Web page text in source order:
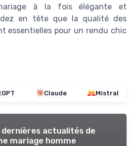
à la fois élégante et
en tête que la qualité des
essentielles pour un rendu chic
Claude Mistral
dernières actualités de
mariage homme